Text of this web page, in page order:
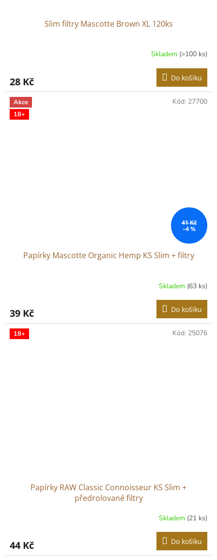
Slim filtry Mascotte Brown XL 120ks
Skladem (>100 ks)
28 Kč Do košíku
Akce
18+
41 Kč
–4 %
Papírky Mascotte Organic Hemp KS Slim + filtry
Skladem (63 ks)
39 Kč Do košíku
Kód: 27700
18+
Papírky RAW Classic Connoisseur KS Slim +
předrolované filtry
Skladem (21 ks)
44 Kč Do košíku
Kód: 25076